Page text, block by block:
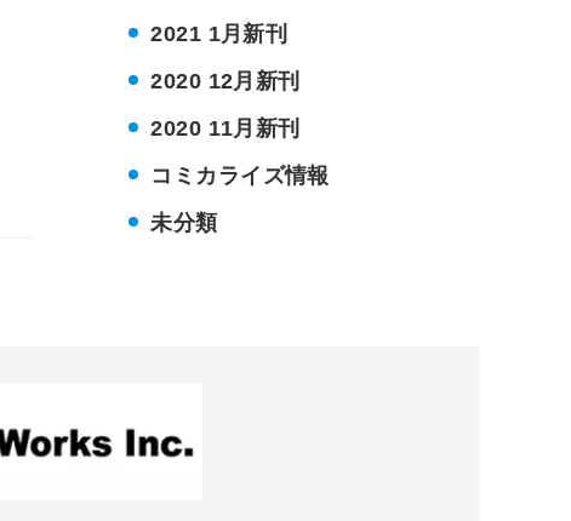
2021 1月新刊
2020 12月新刊
2020 11月新刊
コミカライズ情報
未分類